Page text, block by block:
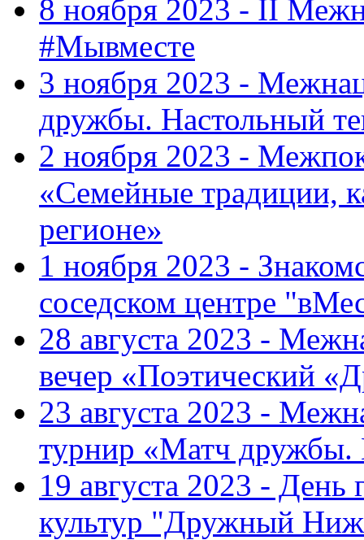
8 ноября 2023 - II
#Мывместе
3 ноября 2023 -
дружбы. Настольный
2 ноября 2023 -
«Семейные традиции,
регионе»
1 ноября 2023 -
соседском центре
28 августа 2023 -
вечер «Поэтический
23 августа 2023 -
турнир «Матч
19 августа 2023 -
культур "Дружный